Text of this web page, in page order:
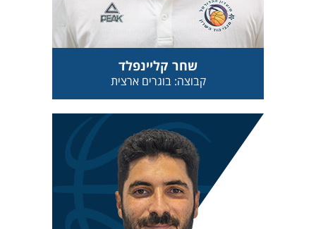
שחר קליינפלד
קבוצה: בוגרים ארצית